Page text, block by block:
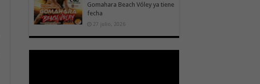
Gomahara Beach Vóley ya tiene
fecha
27 julio, 2026